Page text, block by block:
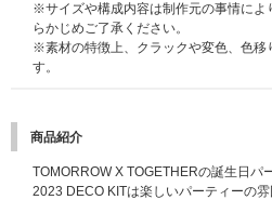
※サイズや構成内容は制作元の事情によ
らかじめご了承ください。
※素材の特徴上、クラックや変色、色移
す。
商品紹介
TOMORROW X TOGETHERの誕生日パ
2023 DECO KITは楽しいパーティーの